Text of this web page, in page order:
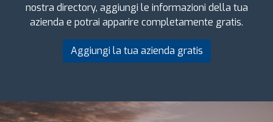
nostra directory, aggiungi le informazioni della tua
azienda e potrai apparire completamente gratis.
Aggiungi la tua azienda gratis